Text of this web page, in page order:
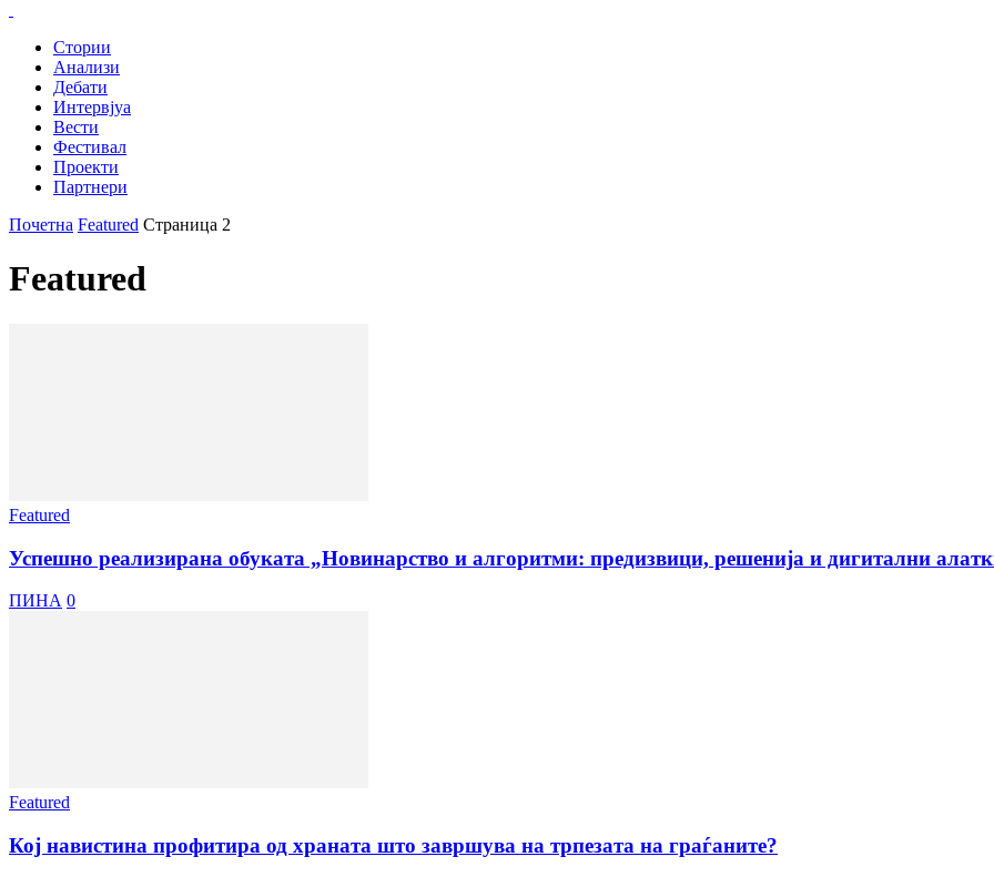
Стории
Анализи
Дебати
Интервјуа
Вести
Фестивал
Проекти
Партнери
Почетна Featured Страница 2
Featured
Featured
Успешно реализирана обуката „Новинарство и алгоритми: предизвици, решенија и дигитални
ПИНА 0
Featured
Кој навистина профитира од храната што завршува на трпезата на граѓаните?